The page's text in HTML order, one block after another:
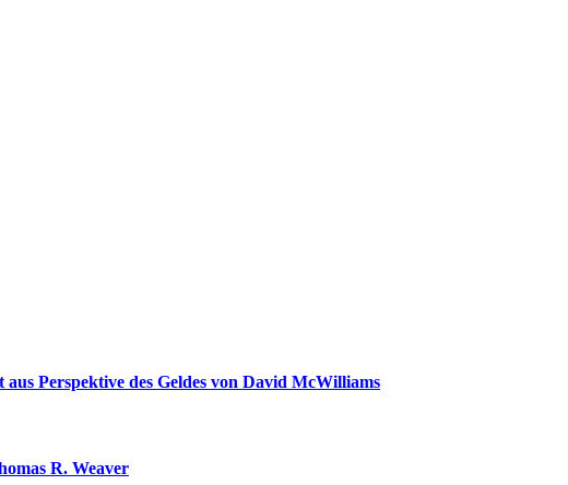
Perspektive des Geldes von David McWilliams
R. Weaver